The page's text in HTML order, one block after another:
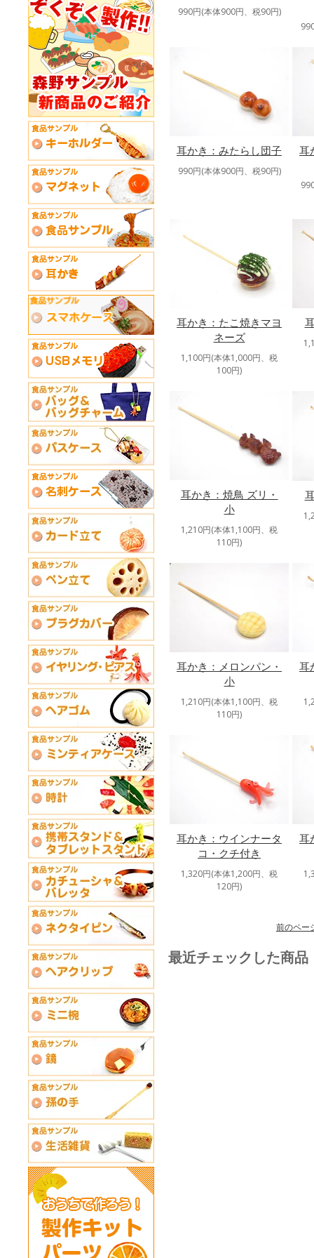
990円(本体900円、税90円)
耳かき：みたらし団子
990円(本体900円、税90円)
耳
耳かき：たこ焼きマヨ
ネーズ
1,100円(本体1,000円、税
100円)
耳かき：焼鳥 ズリ・
小
1,210円(本体1,100円、税
110円)
耳かき：メロンパン・
小
1,210円(本体1,100円、税
110円)
耳
耳かき：ウインナータ
コ・クチ付き
1,320円(本体1,200円、税
120円)
耳
前のペー
最近チェックした商品